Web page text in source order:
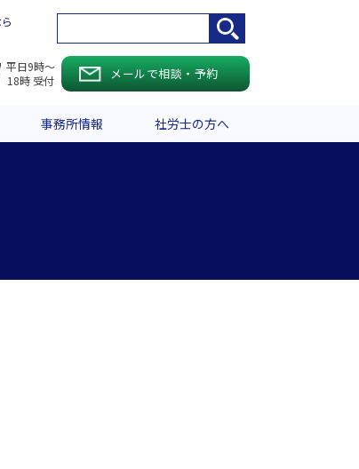
平日9時〜
18時 受付
メールで相談・予約
事務所情報 社労士の方へ